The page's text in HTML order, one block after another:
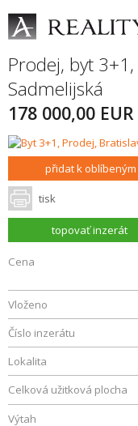
Prodej, byt 3+1,
Sadmelijská
178 000,00 EUR
přidat k oblíbeným
tisk
topovať inzerát
Cena
Vloženo
Číslo inzerátu
Lokalita
Celková užitková plocha
Výtah